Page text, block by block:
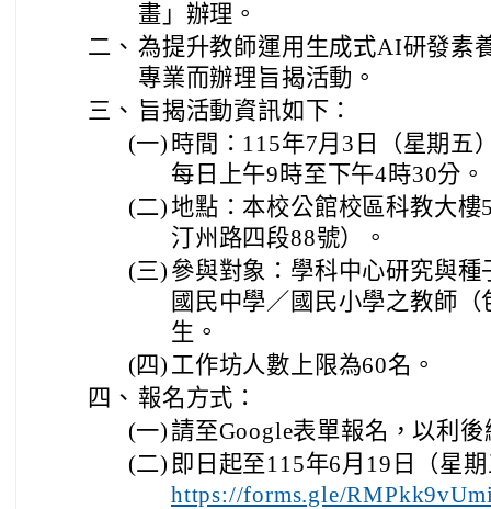
畫」辦理。
二、 為提升教師運用生成式AI研發素
專業而辦理旨揭活動。
三、 旨揭活動資訊如下：
(一) 時間：115年7月3日（星期五
每日上午9時至下午4時30分。
(二)地點：本校公館校區科教大
汀州路四段88號）。
(三) 參與對象：學科中心研究與
國民中學／國民小學之教師
生。
(四) 工作坊人數上限為60名。
四、 報名方式：
(一) 請至Google表單報名，以利
(二) 即日起至115年6月19日（星
https://forms.gle/